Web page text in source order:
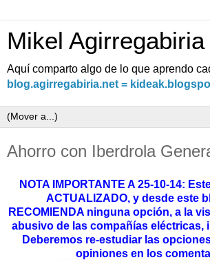
Mikel Agirregabiria
Aquí comparto algo de lo que aprendo
blog.agirregabiria.net =
Ahorro con Iberdrola
NOTA IMPORTANTE A 25-10-14:
ACTUALIZADO, y desde este
RECOMIENDA ninguna opción, a la
abusivo de las compañías eléctricas,
Deberemos re-estudiar las
opiniones en los